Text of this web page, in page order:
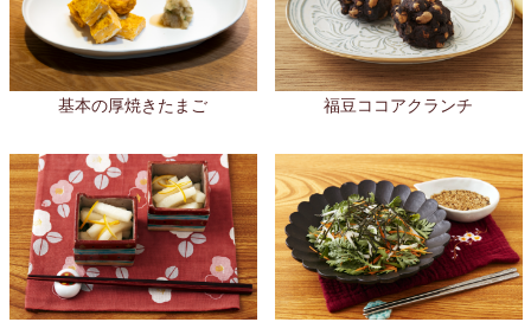
基本の厚焼きたまご 福豆ココアクランチ